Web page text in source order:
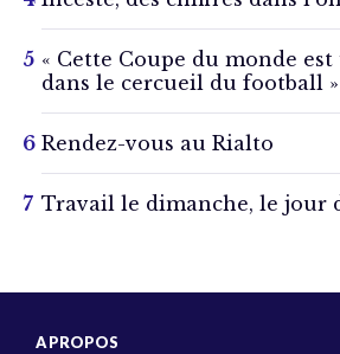
« Cette Coupe du monde
dans le cercueil du football »
Rendez-vous au Rialto
Travail le dimanche, le jour
A PROPOS